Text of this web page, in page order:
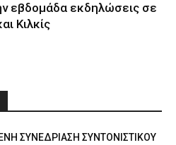
εβδομάδα εκδηλώσεις σε
Κιλκίς
ΣΥΝΕΔΡΙΑΣΗ ΣΥΝΤΟΝΙΣΤΙΚΟΥ